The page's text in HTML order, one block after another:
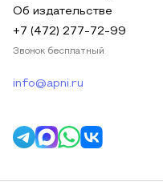
Об издательстве
+7 (472) 277-72-99
Звонок бесплатный
info@apni.ru